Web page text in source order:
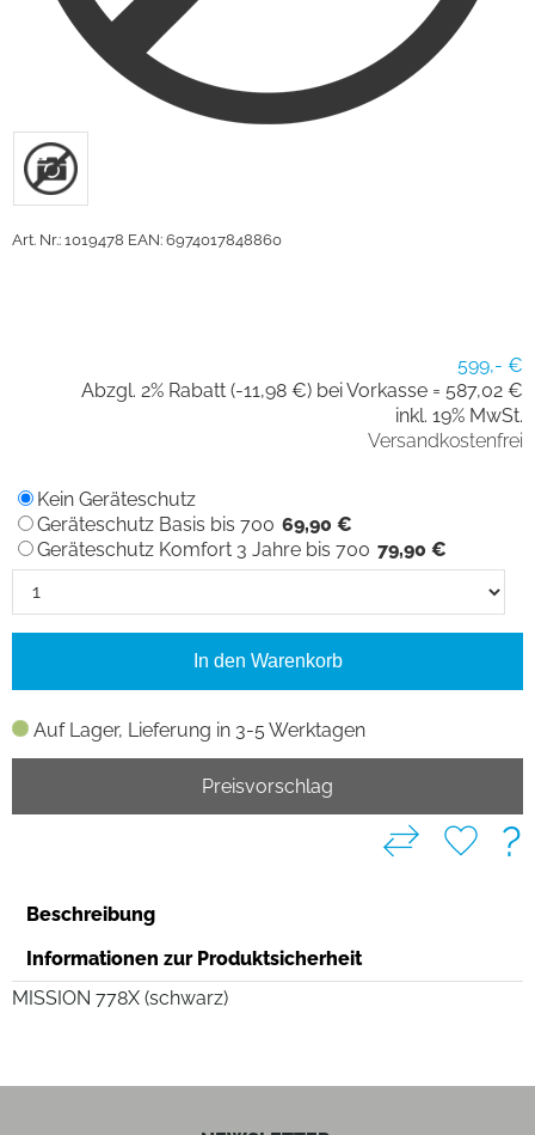
Art. Nr.: 1019478 EAN: 6974017848860
599,- €
Abzgl. 2% Rabatt (-11,98 €) bei Vorkasse = 587,02 €
inkl. 19% MwSt.
Versandkostenfrei
Auf Lager, Lieferung in 3-5 Werktagen
Kein Geräteschutz
Geräteschutz Basis bis 700 69,90 €
Geräteschutz Komfort 3 Jahre bis 700 79,90 €
In den Warenkorb
Preisvorschlag
?
Beschreibung
Informationen zur Produktsicherheit
MISSION 778X (schwarz)